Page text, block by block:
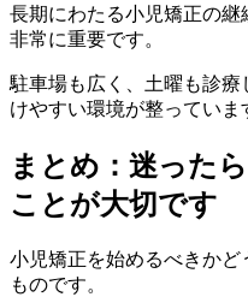
長期にわたる小児矯正の
非常に重要です。
駐車場も広く、土曜も診
けやすい環境が整っていま
まとめ：迷った
ことが大切です
小児矯正を始めるべきか
ものです。